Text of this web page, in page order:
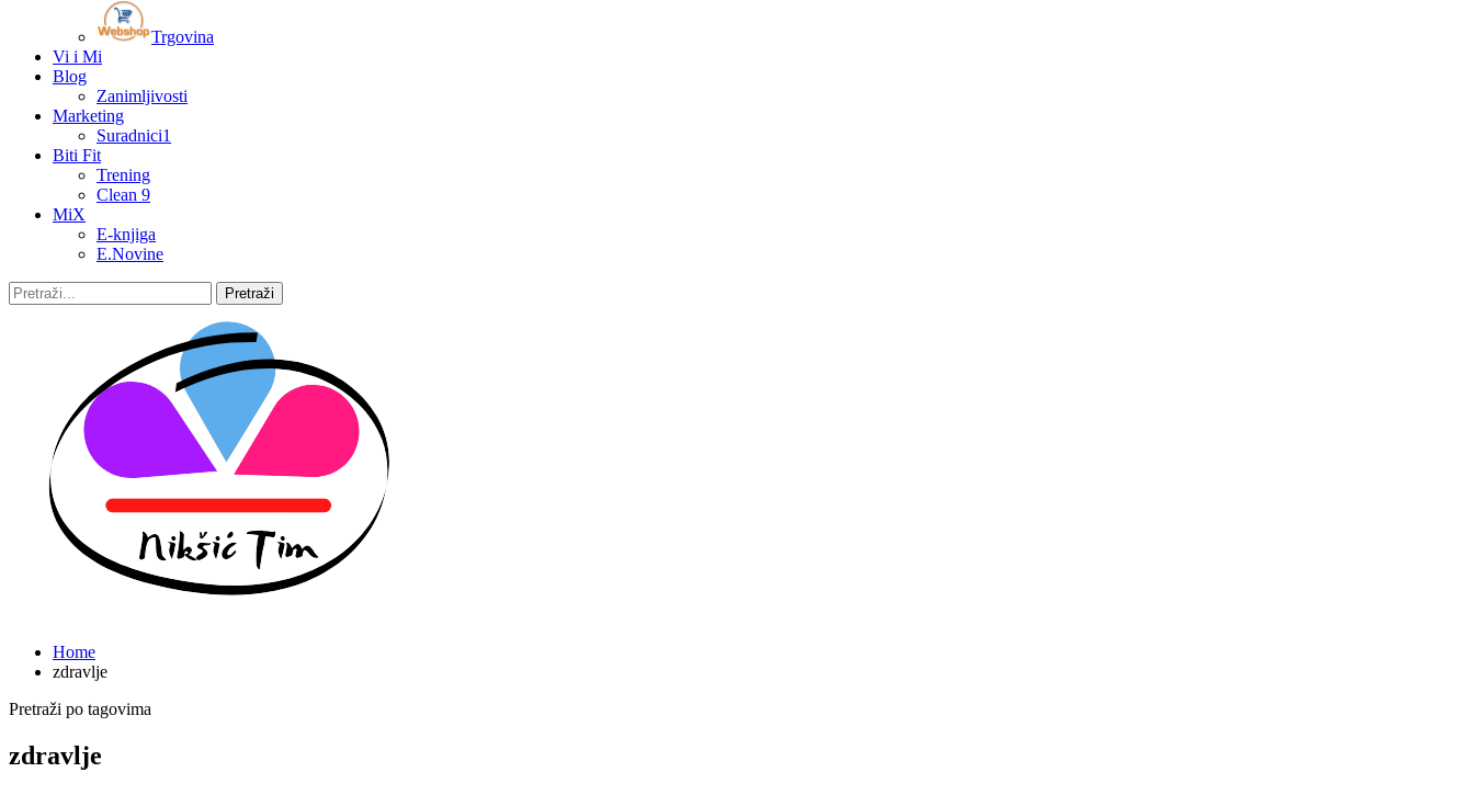
Trgovina
Vi i Mi
Blog
Zanimljivosti
Marketing
Suradnici1
Biti Fit
Trening
Clean 9
MiX
E-knjiga
E.Novine
Home
zdravlje
Pretraži po tagovima
zdravlje